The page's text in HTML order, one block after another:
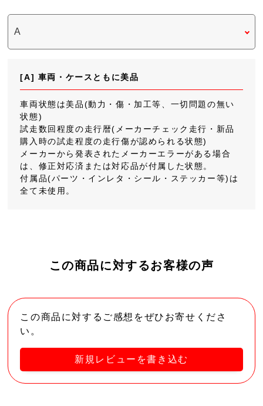
[A] 車両・ケースともに美品
車両状態は美品(動力・傷・加工等、一切問題の無い
状態)
試走数回程度の走行暦(メーカーチェック走行・新品
購入時の試走程度の走行傷が認められる状態)
メーカーから発表されたメーカーエラーがある場合
は、修正対応済または対応品が付属した状態。
付属品(パーツ・インレタ・シール・ステッカー等)は
全て未使用。
この商品に対するお客様の声
この商品に対するご感想をぜひお寄せくださ
い。
新規レビューを書き込む